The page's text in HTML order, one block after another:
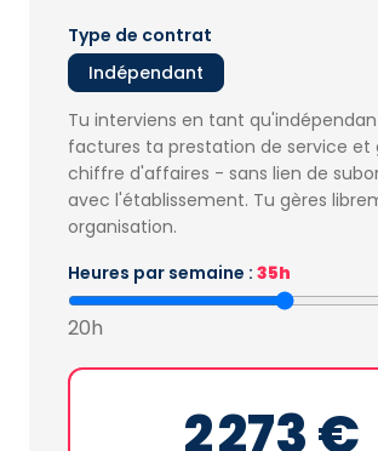
Type de contrat
Indépendant
Tu interviens en tant
factures ta prestation de service et
chiffre d'affaires - sans lien de
avec l'établissement. Tu gères
organisation.
Heures par semaine : 35h
20h
2 273 €